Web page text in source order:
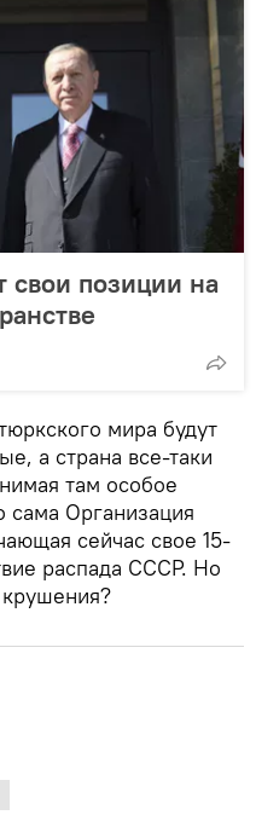
свои позиции на
мира будут
а страна все-таки
там особое
Организация
сейчас свое 15-
распада СССР. Но